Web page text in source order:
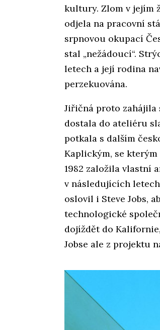
kultury. Zlom v jejím
odjela na pracovní
srpnovou okupací
stal „nežádoucí“.
letech a její rodina
perzekuována.
Jiřičná proto zahájila
dostala do ateliéru
potkala s dalším
Kaplickým, se
1982 založila vlastní
v následujících
oslovil i Steve Jobs,
technologické
dojíždět do
Jobse ale z projektu